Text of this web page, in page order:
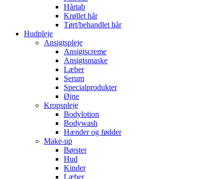
Hårtab
Krøllet hår
Tørt/behandlet hår
Hudpleje
Ansigtspleje
Ansigtscreme
Ansigtsmaske
Læber
Serum
Specialprodukter
Øjne
Kropspleje
Bodylotion
Bodywash
Hænder og fødder
Make-up
Børster
Hud
Kinder
Læber